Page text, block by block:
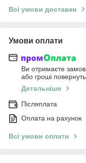
Всі умови доставки
Умови оплати
Ви отримаєте
або гроші
Детальніше
Післяплата
Оплата на рахунок
Всі умови оплати